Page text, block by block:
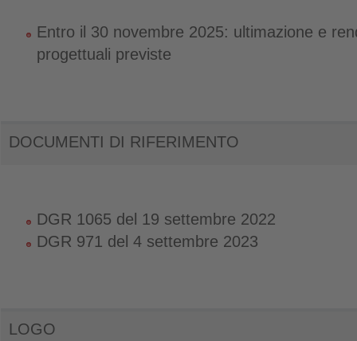
Entro il 30 novembre 2025: ultimazione e
progettuali previste
DOCUMENTI DI RIFERIMENTO
DGR 1065 del 19 settembre 2022
DGR 971 del 4 settembre 2023
LOGO